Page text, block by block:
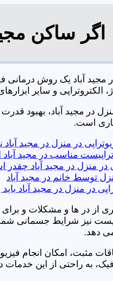
اگر ساکن
در مجید آباد یک روش
و سایر ابزارهای فیزیک درمانی می
در مجید آباد، بهبود
است.
در منزل در مجید
مناسب در مجید آباد
در منزل در مجید آباد
توسط خانم در مجید آباد
در منزل در مجید آباد
از در ها و مشکلات و
نیز شرایط جسمانی
دهد.
مثبت، امکان انجام
به راحتی از این خدمات